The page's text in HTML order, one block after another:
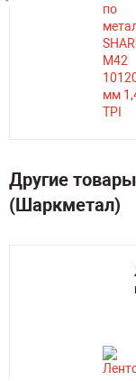
Другие
(Шаркметал)